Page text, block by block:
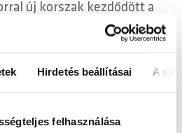
Hirdetés beállításai A
felhasználása
új korszak kezdődött a
vadonatúj
napján jelentkezik este 9
legjobb dj-i mixelnek,
előtt. A műsort nemcsak
mobil applikáción